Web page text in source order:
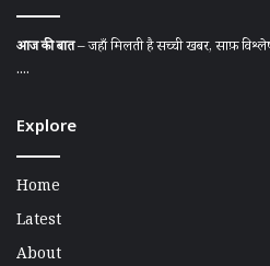
आज की बात– जहाँ मिलती है सच्ची खबर, साफ़
....
Explore
Home
Latest
About